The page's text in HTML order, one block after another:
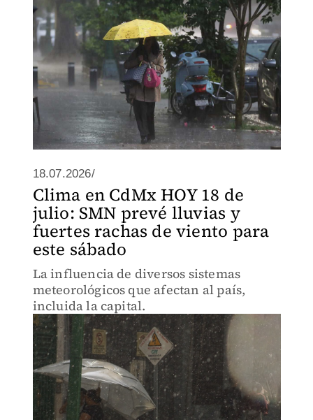
18.07.2026/
Clima en CdMx HOY 18 de
julio: SMN prevé lluvias y
fuertes rachas de viento para
este sábado
La influencia de diversos sistemas
meteorológicos que afectan al país,
incluida la capital.